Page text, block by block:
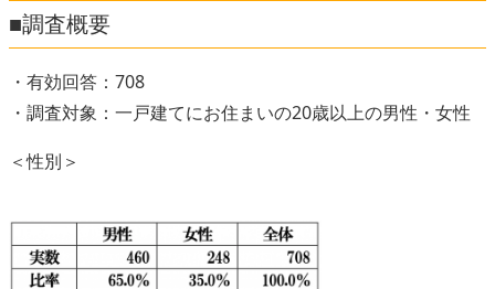
■調査概要
・有効回答：708
・調査対象：一戸建てにお住まいの20歳以上の男性・女性
＜性別＞